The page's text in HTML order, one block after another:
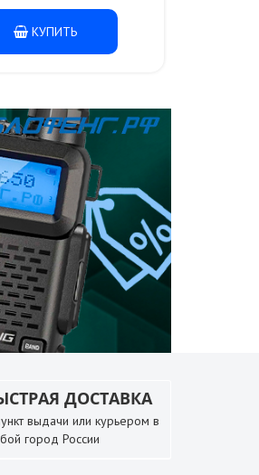
КУПИТЬ
ДОСТАВКА
выдачи или курьером в
город России